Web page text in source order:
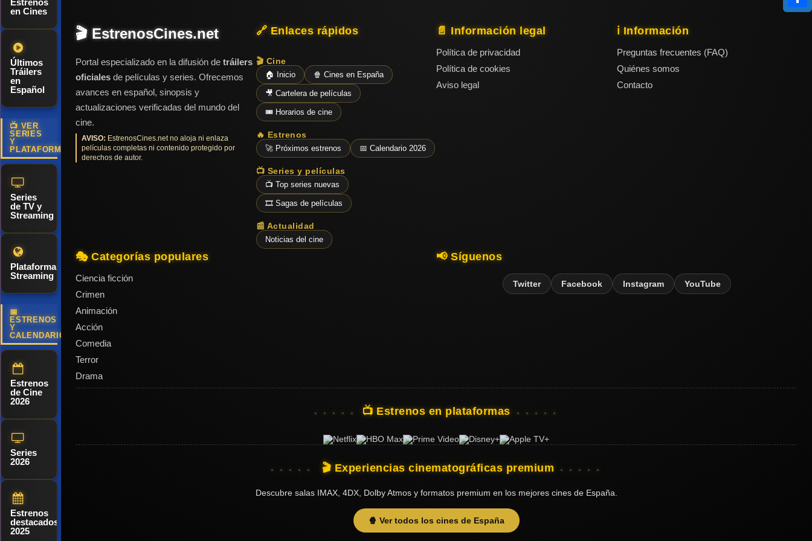
Estrenos
en Cines
Últimos
Tráilers
en
Español
📺 VER
SERIES
Y
PLATAFORMAS
Series
de TV y
Streaming
Plataformas
Streaming
📅
ESTRENOS
Y
CALENDARIO
Estrenos
de Cine
2026
Series
2026
Estrenos
destacados
2025
ser testigo
conquista de
su hogar por
parte de los
que dirigen
futuro del
imperio en
juego, Lucio
rememorar
su pasado
en busca de
la fuerza y el
gloria
🎬 EstrenosCines.net
Portal especializado en la difusión de tráilers
oficiales de películas y series. Ofrecemos
avances en español, sinopsis y
actualizaciones verificadas del mundo del
cine.
AVISO: EstrenosCines.net no aloja ni enlaza
películas completas ni contenido protegido por
derechos de autor.
🔗 Enlaces rápidos
🎬 Cine
🏠 Inicio 🍿 Cines en España
🎥 Cartelera de películas
🎟️ Horarios de cine
🔥 Estrenos
🚀 Próximos estrenos 📅 Calendario 2026
📺 Series y películas
📺 Top series nuevas
🎞️ Sagas de películas
📰 Actualidad
Noticias del cine
📄 Información legal
Política de privacidad
Política de cookies
Aviso legal
ℹ️ Información
Preguntas frecuentes (FAQ)
Quiénes somos
Contacto
🎭 Categorías populares
Ciencia ficción
Crimen
Animación
Acción
Comedia
Terror
Drama
📢 Síguenos
Twitter Facebook Instagram YouTube
📺 Estrenos en plataformas
🎬 Experiencias cinematográficas premium
Descubre salas IMAX, 4DX, Dolby Atmos y formatos premium en los mejores cines de España.
🍿 Ver todos los cines de España